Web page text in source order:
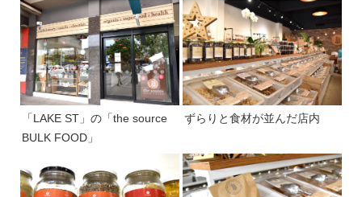
「LAKE ST」の「the source
BULK FOOD」
ずらりと食材が並んだ店内